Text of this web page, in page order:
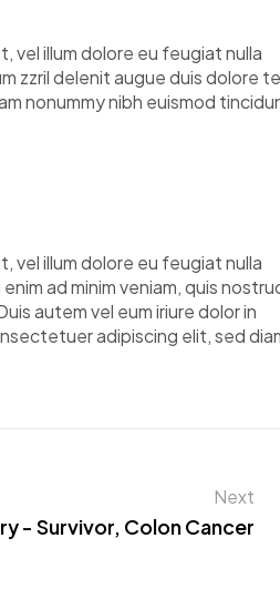
vel illum dolore eu feugiat nulla
zzril delenit augue duis dolore te
nonummy nibh euismod
vel illum dolore eu feugiat nulla
ad minim veniam, quis
autem vel eum iriure dolor in
adipiscing elit, sed
Next
- Survivor, Colon Cancer